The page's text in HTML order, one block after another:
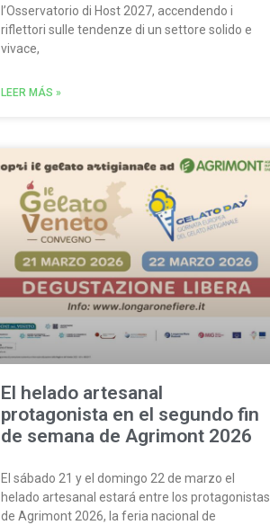
l’Osservatorio di Host 2027, accendendo i
riflettori sulle tendenze di un settore solido e
vivace,
LEER MÁS »
El helado artesanal
protagonista en el segundo fin
de semana de Agrimont 2026
El sábado 21 y el domingo 22 de marzo el
helado artesanal estará entre los protagonistas
de Agrimont 2026, la feria nacional de